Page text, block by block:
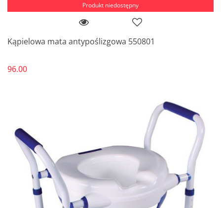
Produkt niedostępny
Kąpielowa mata antypoślizgowa 550801
96.00